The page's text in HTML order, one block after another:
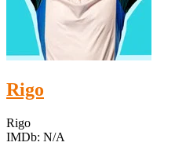
Rigo
Rigo
IMDb: N/A